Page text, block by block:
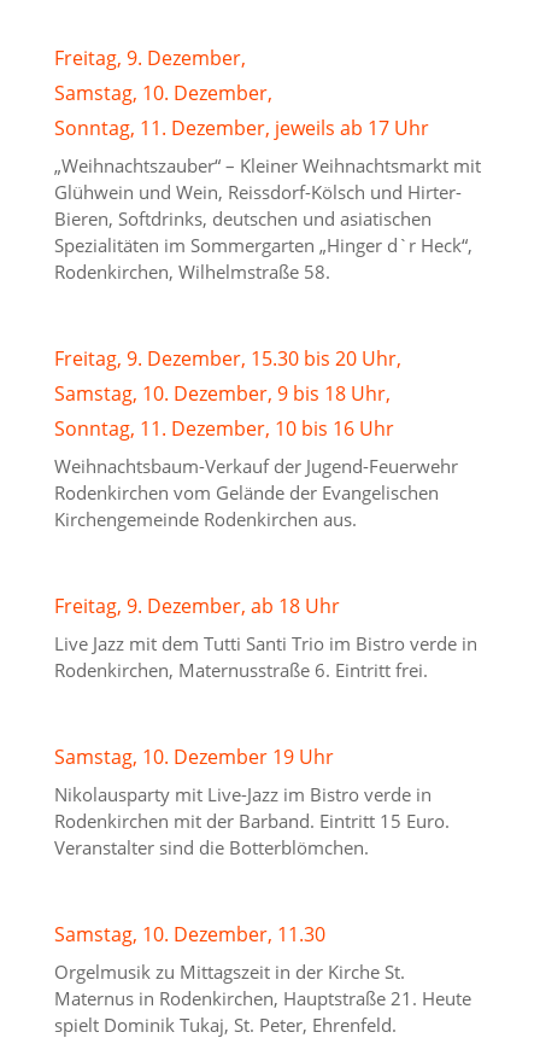
Freitag, 9. Dezember,
Samstag, 10. Dezember,
Sonntag, 11. Dezember, jeweils ab 17 Uhr
„Weihnachtszauber“ – Kleiner Weihnachtsmarkt mit
Glühwein und Wein, Reissdorf-Kölsch und Hirter-
Bieren, Softdrinks, deutschen und asiatischen
Spezialitäten im Sommergarten „Hinger d`r Heck“,
Rodenkirchen, Wilhelmstraße 58.
Freitag, 9. Dezember, 15.30 bis 20 Uhr,
Samstag, 10. Dezember, 9 bis 18 Uhr,
Sonntag, 11. Dezember, 10 bis 16 Uhr
Weihnachtsbaum-Verkauf der Jugend-Feuerwehr
Rodenkirchen vom Gelände der Evangelischen
Kirchengemeinde Rodenkirchen aus.
Freitag, 9. Dezember, ab 18 Uhr
Live Jazz mit dem Tutti Santi Trio im Bistro verde in
Rodenkirchen, Maternusstraße 6. Eintritt frei.
Samstag, 10. Dezember 19 Uhr
Nikolausparty mit Live-Jazz im Bistro verde in
Rodenkirchen mit der Barband. Eintritt 15 Euro.
Veranstalter sind die Botterblömchen.
Samstag, 10. Dezember, 11.30
Orgelmusik zu Mittagszeit in der Kirche St.
Maternus in Rodenkirchen, Hauptstraße 21. Heute
spielt Dominik Tukaj, St. Peter, Ehrenfeld.